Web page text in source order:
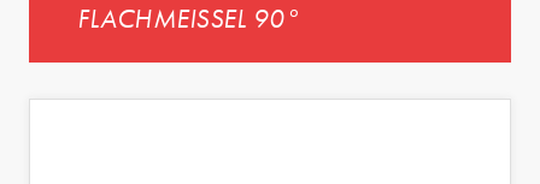
FLACHMEISSEL 90°